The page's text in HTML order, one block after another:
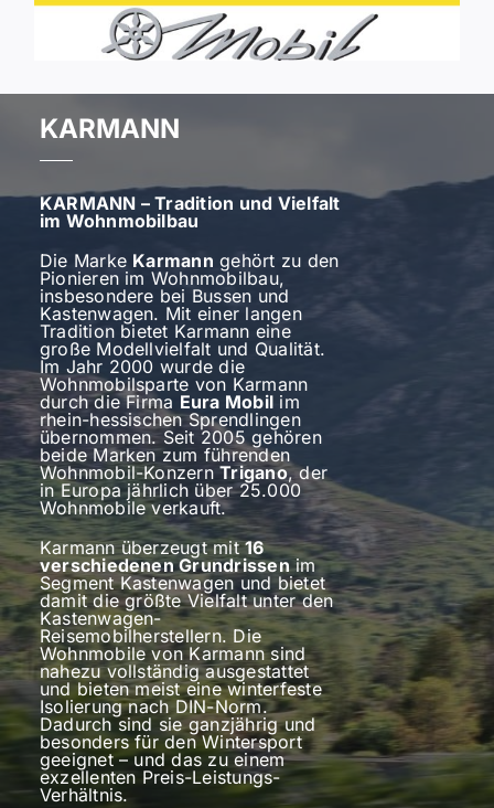
KARMANN
KARMANN – Tradition und Vielfalt
im Wohnmobilbau
Die Marke Karmann gehört zu den
Pionieren im Wohnmobilbau,
insbesondere bei Bussen und
Kastenwagen. Mit einer langen
Tradition bietet Karmann eine
große Modellvielfalt und Qualität.
Im Jahr 2000 wurde die
Wohnmobilsparte von Karmann
durch die Firma Eura Mobil im
rhein-hessischen Sprendlingen
übernommen. Seit 2005 gehören
beide Marken zum führenden
Wohnmobil-KonzernTrigano, der
in Europa jährlich über 25.000
Wohnmobile verkauft.
Karmann überzeugt mit16
verschiedenen Grundrissenim
Segment Kastenwagen und bietet
damit die größte Vielfalt unter den
Kastenwagen-
Reisemobilherstellern. Die
Wohnmobile von Karmann sind
nahezu vollständig ausgestattet
und bieten meist eine winterfeste
Isolierung nach DIN-Norm.
Dadurch sind sie ganzjährig und
besonders für den Wintersport
geeignet – und das zu einem
exzellenten Preis-Leistungs-
Verhältnis.